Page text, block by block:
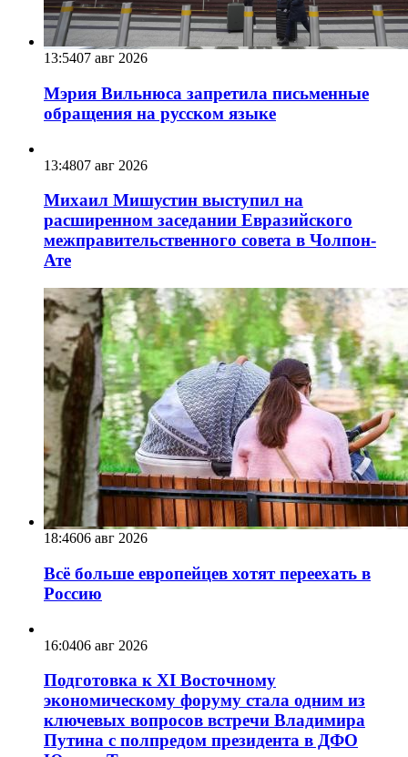
13:5407 авг 2026
Мэрия Вильнюса запретила письменные
обращения на русском языке
13:4807 авг 2026
Михаил Мишустин выступил на
расширенном заседании Евразийского
межправительственного совета в Чолпон-
Ате
18:4606 авг 2026
Всё больше европейцев хотят переехать в
Россию
16:0406 авг 2026
Подготовка к XI Восточному
экономическому форуму стала одним из
ключевых вопросов встречи Владимира
Путина с полпредом президента в ДФО